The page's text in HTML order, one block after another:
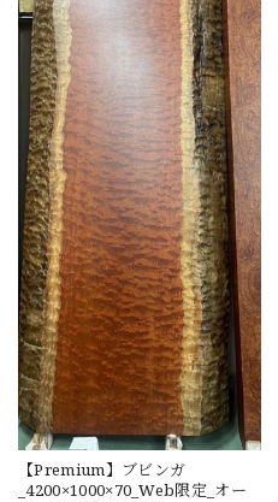
【Premium】ブビンガ
_4200×1000×70_Web限定_オー